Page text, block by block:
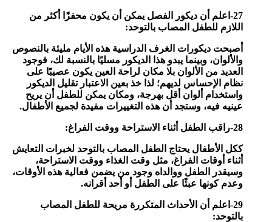
27-اعلم أن ديكور الفصل يمكن أن يكون محفزًا أكثر من
اللازم للطفل المصاب بالتوحد:
أصبحت ديكورات الغرف الدراسية هذه الأيام مليئة بالنصوص
والألوان، وبينما يبدو هذا الديكور مسليًا بالنسبة لك، فوجود
العديد من الألوان بلا مكان لراحة العين يكون عصيبًا على
نظام الإحساس لديهم؛ لذا خذ بعين الاعتبار تقليل الديكور
واستخدام ألوان أقل بهرجة، ومكان يمكن للطفل أن يريح
عينيه فيه، وستجد أن هذه التغييرات مفيدة لجميع الأطفال.
28-راقب الطفل أثناء الاستراحة ووقت الفراغ:
ككل الأطفال يحتاج الطفل المصاب بالتوحد لخبرات التعايش
أثناء أوقات الفراغ، مثل وقت الغذاء ووقت الاستراحة،
وسيقدر الطفل ووالداه وجود من يضمن فعالية هذه الأوقات،
وعدم كونها عبئًا على الطفل أو أحد أقرانه.
29-اعلم أن الأحداث المتكررة مريحة للطفل المصاب
بالتوحد: